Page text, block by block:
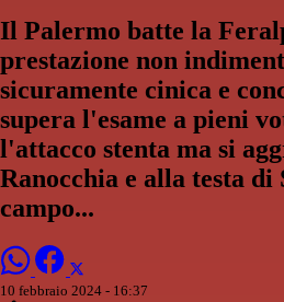
Il Palermo batte la
prestazione non
sicuramente cinica e
supera l'esame a pieni
l'attacco stenta ma si
Ranocchia e alla testa
campo...
10 febbraio 2024 - 16:37